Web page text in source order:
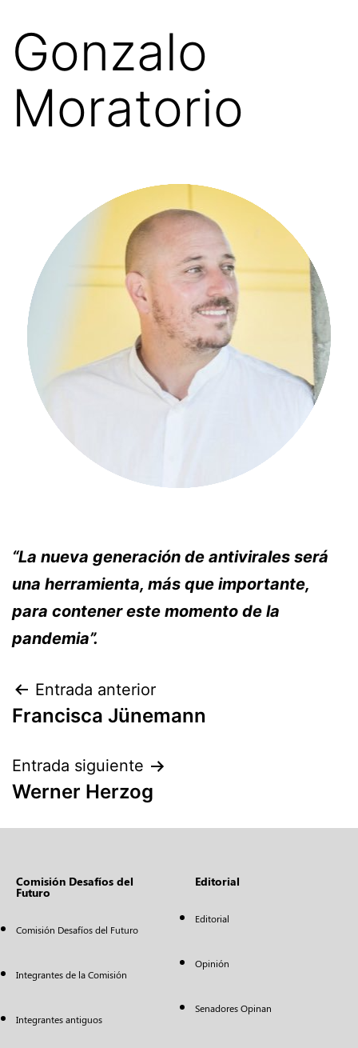
Gonzalo
Moratorio
“La nueva generación de antivirales será
una herramienta, más que importante,
para contener este momento de la
pandemia”.
Entrada anterior
Francisca Jünemann
Entrada siguiente
Werner Herzog
Comisión Desafíos del
Futuro
Comisión Desafíos del Futuro
Integrantes de la Comisión
Integrantes antiguos
Editorial
Editorial
Opinión
Senadores Opinan